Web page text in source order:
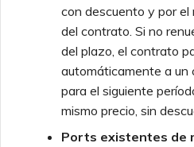
Monitoreo de estado de
Configurar OpenMetrics
para monitoreo de
Proporcionar información
de depuración para
soporte más rápido
con descuento y por el
del contrato. Si no
del plazo, el contrato
automáticamente a un
para el siguiente
mismo precio, sin
Ports existentes de